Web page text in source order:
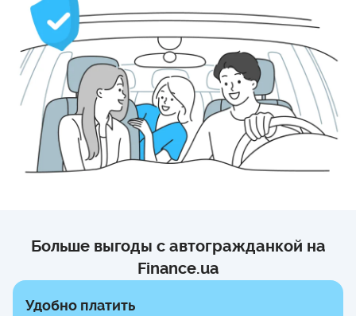
Больше выгоды с автогражданкой на
Finance.ua
Удобно платить